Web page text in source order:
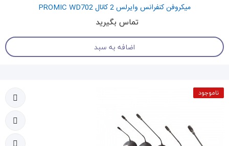
میکروفن کنفرانس وایرلس 2 کانال PROMIC WD702
تماس بگیرید
اضافه به سبد
ناموجود